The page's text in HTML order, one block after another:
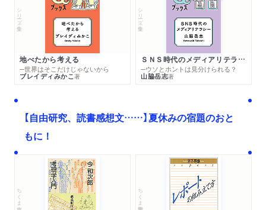
シリーズ・全集
地べたから考える
─世界はそこだけじゃないから
ブレイディみかこ著
シリーズ・全集
ＳＮＳ時代のメディアリテラシー
─ウソとホントは見分けられる？
山脇岳志著
【自由研究、読書感想文……】夏休みの宿題のおと
もに！
ちくま文庫 ちくま学芸文庫